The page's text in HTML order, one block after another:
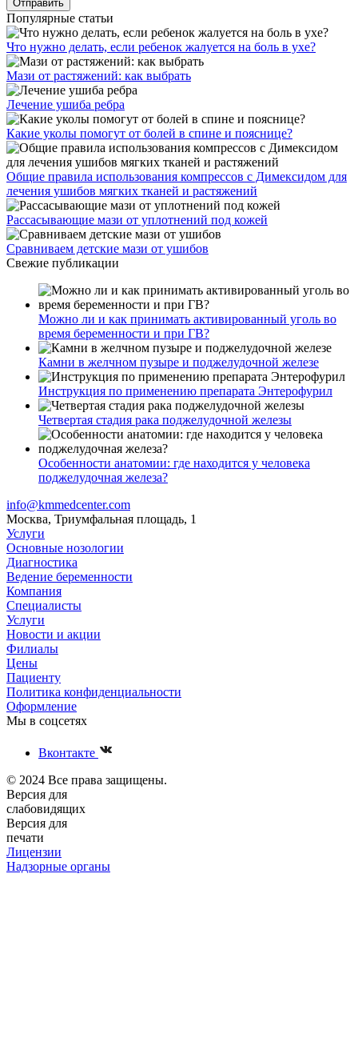
Популярные статьи
Что нужно делать, если ребенок жалуется на боль в ухе?
Мази от растяжений: как выбрать
Лечение ушиба ребра
Какие уколы помогут от болей в спине и пояснице?
Общие правила использования компрессов с Димексидом для
лечения ушибов мягких тканей и растяжений
Рассасывающие мази от уплотнений под кожей
Сравниваем детские мази от ушибов
Свежие публикации
Можно ли и как принимать активированный уголь во
время беременности и при ГВ?
Камни в желчном пузыре и поджелудочной железе
Инструкция по применению препарата Энтерофурил
Четвертая стадия рака поджелудочной железы
Особенности анатомии: где находится у человека
поджелудочная железа?
info@kmmedcenter.com
Москва, Триумфальная площадь, 1
Услуги
Основные нозологии
Диагностика
Ведение беременности
Компания
Специалисты
Услуги
Новости и акции
Филиалы
Цены
Пациенту
Политика конфиденциальности
Оформление
Мы в соцсетях
Вконтакте
© 2024 Все права защищены.
Версия для
слабовидящих
Версия для
печати
Лицензии
Надзорные органы